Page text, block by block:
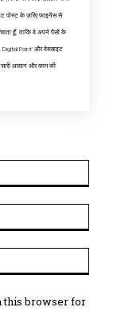
पोस्ट के ज़रिए फाइनेंस से
हूँ, ताकि वे अपने पैसों के
Point' और वेबसाइट
आसान और काम की
this browser for